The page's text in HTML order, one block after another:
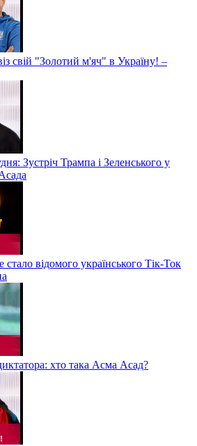
свій "Золотий м'яч" в Україну! –
Зустріч Трампа і Зеленського у
відомого українського Тік-Ток
хто така Асма Асад?